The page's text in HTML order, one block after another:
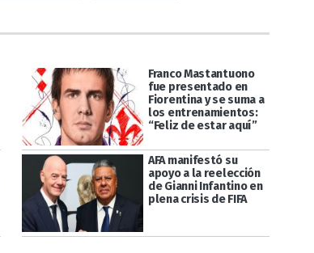
Franco Mastantuono
fue presentado en
Fiorentina y se suma a
los entrenamientos:
“Feliz de estar aquí”
AFA manifestó su
apoyo a la reelección
de Gianni Infantino en
plena crisis de FIFA